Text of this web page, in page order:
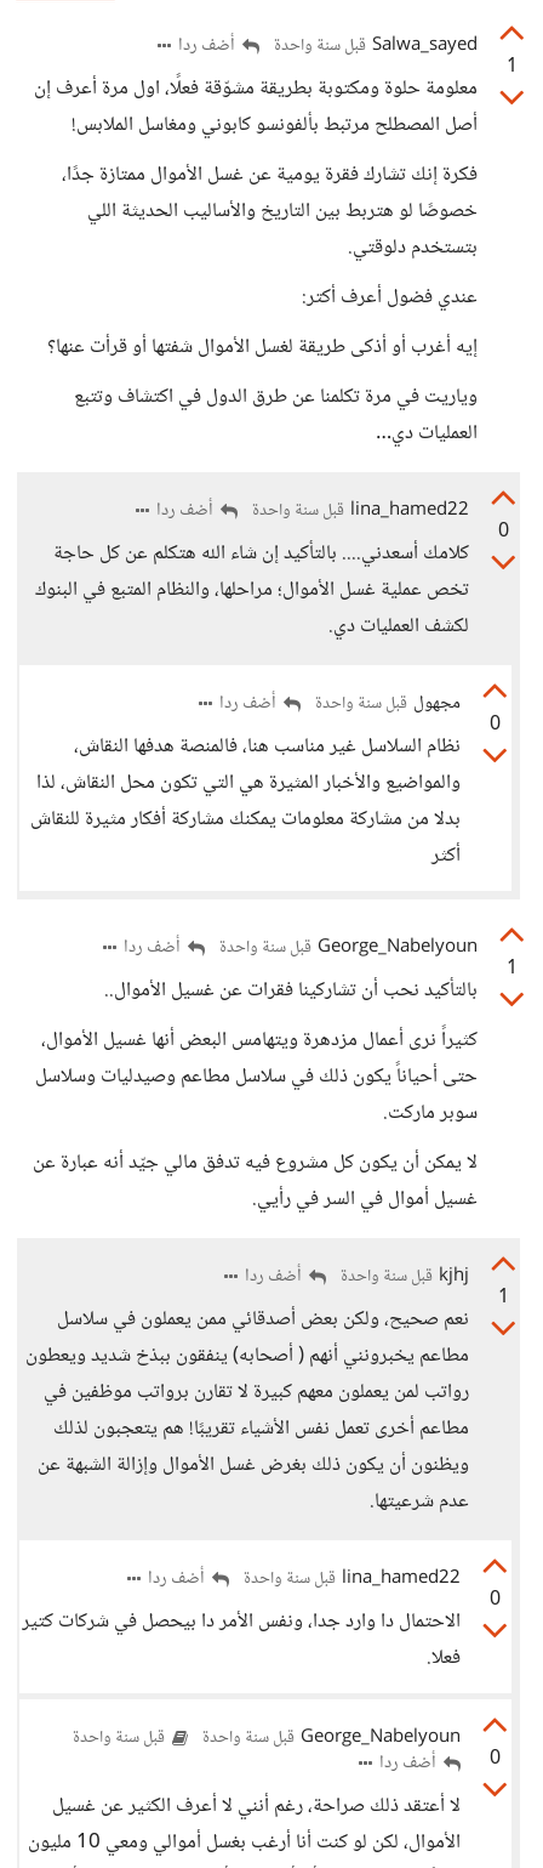
1
Salwa_sayed قبل سنة واحدة أضف ردا
معلومة حلوة ومكتوبة بطريقة مشوّقة فعلًا، اول مرة أعرف إن
أصل المصطلح مرتبط بألفونسو كابوني ومغاسل الملابس!
فكرة إنك تشارك فقرة يومية عن غسل الأموال ممتازة جدًا،
خصوصًا لو هتربط بين التاريخ والأساليب الحديثة اللي
بتستخدم دلوقتي.
عندي فضول أعرف أكتر:
إيه أغرب أو أذكى طريقة لغسل الأموال شفتها أو قرأت عنها؟
وياريت في مرة تكلمنا عن طرق الدول في اكتشاف وتتبع
العمليات دي…
0
lina_hamed22 قبل سنة واحدة أضف ردا
كلامك أسعدني.... بالتأكيد إن شاء الله هتكلم عن كل حاجة
تخص عملية غسل الأموال؛ مراحلها، والنظام المتبع في البنوك
لكشف العمليات دي.
0
مجهول قبل سنة واحدة أضف ردا
نظام السلاسل غير مناسب هنا، فالمنصة هدفها النقاش،
والمواضيع والأخبار المثيرة هي التي تكون محل النقاش، لذا
بدلا من مشاركة معلومات يمكنك مشاركة أفكار مثيرة للنقاش
أكثر
1
George_Nabelyoun قبل سنة واحدة أضف ردا
بالتأكيد نحب أن تشاركينا فقرات عن غسيل الأموال..
كثيراً نرى أعمال مزدهرة ويتهامس البعض أنها غسيل الأموال،
حتى أحياناً يكون ذلك في سلاسل مطاعم وصيدليات وسلاسل
سوبر ماركت.
لا يمكن أن يكون كل مشروع فيه تدفق مالي جيّد أنه عبارة عن
غسيل أموال في السر في رأيي.
1
kjhj قبل سنة واحدة أضف ردا
نعم صحيح، ولكن بعض أصدقائي ممن يعملون في سلاسل
مطاعم يخبرونني أنهم ( أصحابه) ينفقون ببذخ شديد ويعطون
رواتب لمن يعملون معهم كبيرة لا تقارن برواتب موظفين في
مطاعم أخرى تعمل نفس الأشياء تقريبًا! هم يتعجبون لذلك
ويظنون أن يكون ذلك بغرض غسل الأموال وإزالة الشبهة عن
عدم شرعيتها.
0
lina_hamed22 قبل سنة واحدة أضف ردا
الاحتمال دا وارد جدا، ونفس الأمر دا بيحصل في شركات كتير
فعلا.
0
George_Nabelyoun قبل سنة واحدة قبل سنة واحدة
أضف ردا
لا أعتقد ذلك صراحة، رغم أنني لا أعرف الكثير عن غسيل
الأموال، لكن لو كنت أنا أرغب بغسل أموالي ومعي 10 مليون